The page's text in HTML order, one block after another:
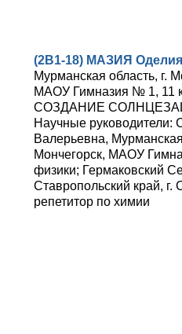
(2В1-18) МАЗИЯ
Мурманская область, г.
МАОУ Гимназия № 1, 11
СОЗДАНИЕ
Научные руководители:
Валерьевна, Мурманская
Мончегорск, МАОУ
физики; Гермаковский
Ставропольский край, г.
репетитор по химии